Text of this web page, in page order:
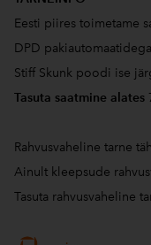
Eesti piires toimetame
DPD
Stiff Skunk poodi ise
Tasuta saatmine
Rahvusvaheline tarne
Ainult kleepsude
Tasuta rahvusvaheline